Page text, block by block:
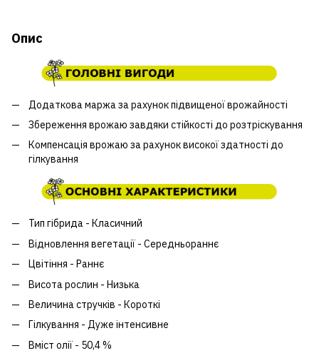
Опис
Додаткова маржа за рахунок підвищеної врожайності
Збереження врожаю завдяки стійкості до розтріскування
Компенсація врожаю за рахунок високої здатності до
гілкування
Тип гібрида - Класичний
Відновлення вегетації - Середньораннє
Цвітіння - Раннє
Висота рослин - Низька
Величина стручків - Короткі
Гілкування - Дуже інтенсивне
Вміст олії - 50,4 %